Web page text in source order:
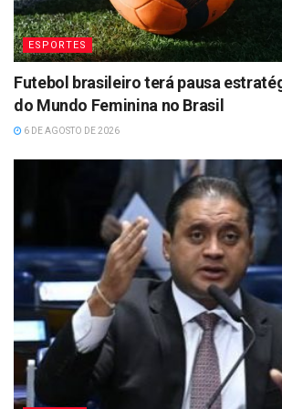
ESPORTES
Futebol brasileiro terá pausa
do Mundo Feminina no Brasil
6 DE AGOSTO DE 2026